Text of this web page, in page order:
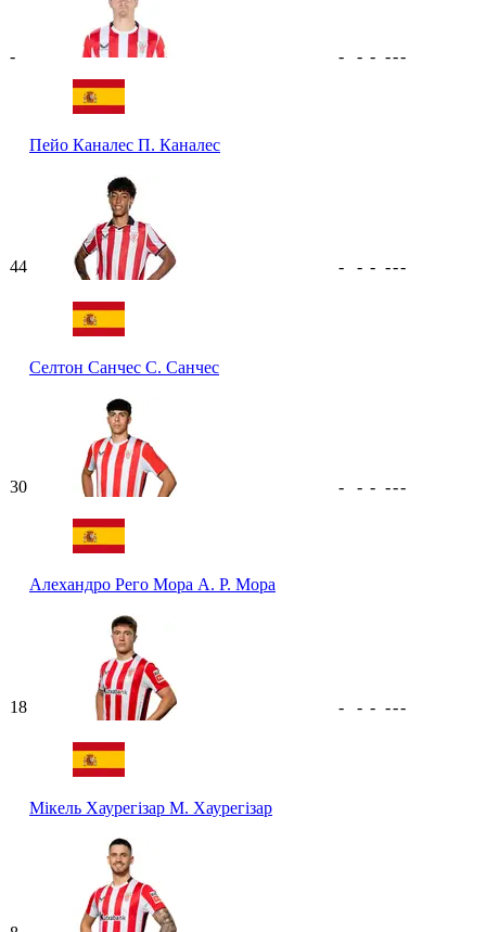
-
Пейо Каналес П. Каналес
- - - ---
44
Селтон Санчес С. Санчес
- - - ---
30
Алехандро Рего Мора А. Р. Мора
- - - ---
18
Мікель Хаурегізар М. Хаурегізар
- - - ---